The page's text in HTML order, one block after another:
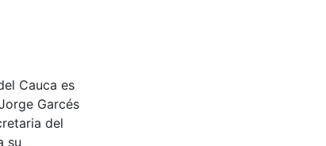
Cauca es
Garcés
del
su